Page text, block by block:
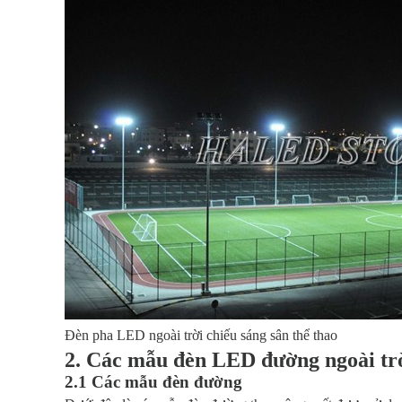
Đèn pha LED ngoài trời chiếu sáng sân thể thao
2. Các mẫu đèn LED đường ngoài
2.1 Các mẫu đèn đường